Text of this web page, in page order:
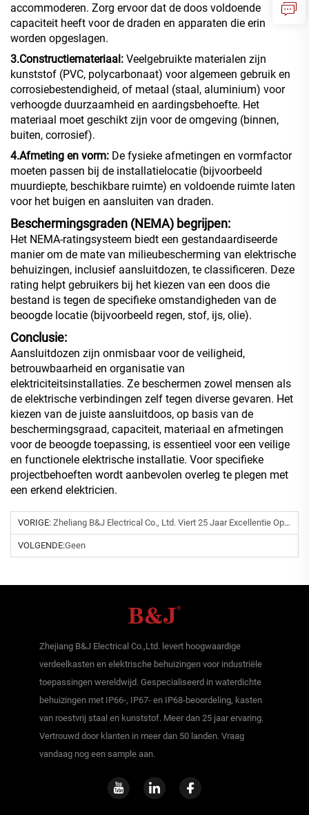
accommoderen. Zorg ervoor dat de doos voldoende
capaciteit heeft voor de draden en apparaten die erin
worden opgeslagen.
3.Constructiemateriaal: Veelgebruikte materialen zijn
kunststof (PVC, polycarbonaat) voor algemeen gebruik en
corrosiebestendigheid, of metaal (staal, aluminium) voor
verhoogde duurzaamheid en aardingsbehoefte. Het
materiaal moet geschikt zijn voor de omgeving (binnen,
buiten, corrosief).
4.Afmeting en vorm: De fysieke afmetingen en vormfactor
moeten passen bij de installatielocatie (bijvoorbeeld
muurdiepte, beschikbare ruimte) en voldoende ruimte laten
voor het buigen en aansluiten van draden.
Beschermingsgraden (NEMA) begrijpen:
Het NEMA-ratingsysteem biedt een gestandaardiseerde
manier om de mate van milieubescherming van elektrische
behuizingen, inclusief aansluitdozen, te classificeren. Deze
rating helpt gebruikers bij het kiezen van een doos die
bestand is tegen de specifieke omstandigheden van de
beoogde locatie (bijvoorbeeld regen, stof, ijs, olie).
Conclusie:
Aansluitdozen zijn onmisbaar voor de veiligheid,
betrouwbaarheid en organisatie van
elektriciteitsinstallaties. Ze beschermen zowel mensen als
de elektrische verbindingen zelf tegen diverse gevaren. Het
kiezen van de juiste aansluitdoos, op basis van de
beschermingsgraad, capaciteit, materiaal en afmetingen
voor de beoogde toepassing, is essentieel voor een veilige
en functionele elektrische installatie. Voor specifieke
projectbehoeften wordt aanbevolen overleg te plegen met
een erkend elektricien.
VORIGE: Zheliang B&J Electrical Co., Ltd. Viert 25 Jaar Excellentie Op Het Gebied Van Elektriciteitsverdelingsoplossingen
VOLGENDE:Geen
Zhejiang B&J Electrical Co.,Ltd. levert hoogwaardige
verdeelkasten en elektrische behuizingen voor industriële
toepassingen wereldwijd. Gespecialiseerd in waterdichte
behuizingen met IP66-, IP67- en IP68-beoordeling, kasten
van roestvrij staal en kunststof. Meer dan 25 jaar ervaring.
Vertrouwd door klanten in meer dan 50 landen. Vraag
vandaag nog een sample aan.